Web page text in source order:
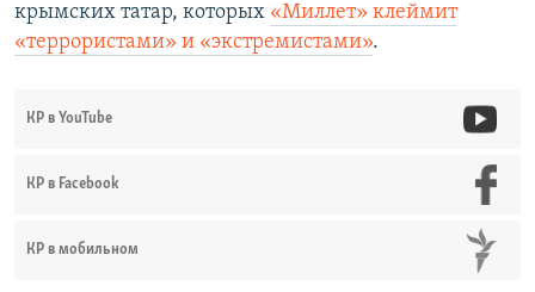
крымских татар, которых «Миллет» клеймит
«террористами» и «экстремистами».
КР в YouTube
КР в Facebook
КР в мобильном